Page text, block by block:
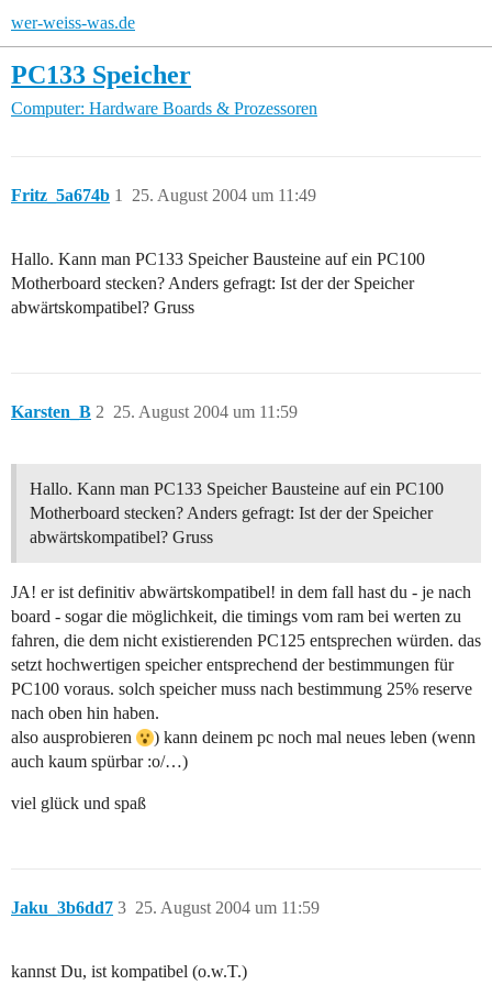
wer-weiss-was.de
PC133 Speicher
Computer: Hardware Boards & Prozessoren
Fritz_5a674b 25. August 2004 um 11:49
1
Hallo. Kann man PC133 Speicher Bausteine auf ein PC100
Motherboard stecken? Anders gefragt: Ist der der Speicher
abwärtskompatibel? Gruss
Karsten_B 25. August 2004 um 11:59
2
Hallo. Kann man PC133 Speicher Bausteine auf ein PC100
Motherboard stecken? Anders gefragt: Ist der der Speicher
abwärtskompatibel? Gruss
JA! er ist definitiv abwärtskompatibel! in dem fall hast du - je nach
board - sogar die möglichkeit, die timings vom ram bei werten zu
fahren, die dem nicht existierenden PC125 entsprechen würden. das
setzt hochwertigen speicher entsprechend der bestimmungen für
PC100 voraus. solch speicher muss nach bestimmung 25% reserve
nach oben hin haben.
also ausprobieren
) kann deinem pc noch mal neues leben (wenn
auch kaum spürbar :o/…)
viel glück und spaß
Jaku_3b6dd7 25. August 2004 um 11:59
3
kannst Du, ist kompatibel (o.w.T.)